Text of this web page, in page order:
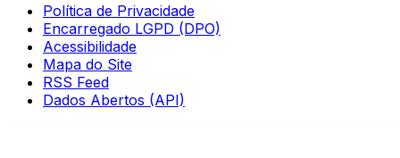
Política de Privacidade
Encarregado LGPD (DPO)
Acessibilidade
Mapa do Site
RSS Feed
Dados Abertos (API)